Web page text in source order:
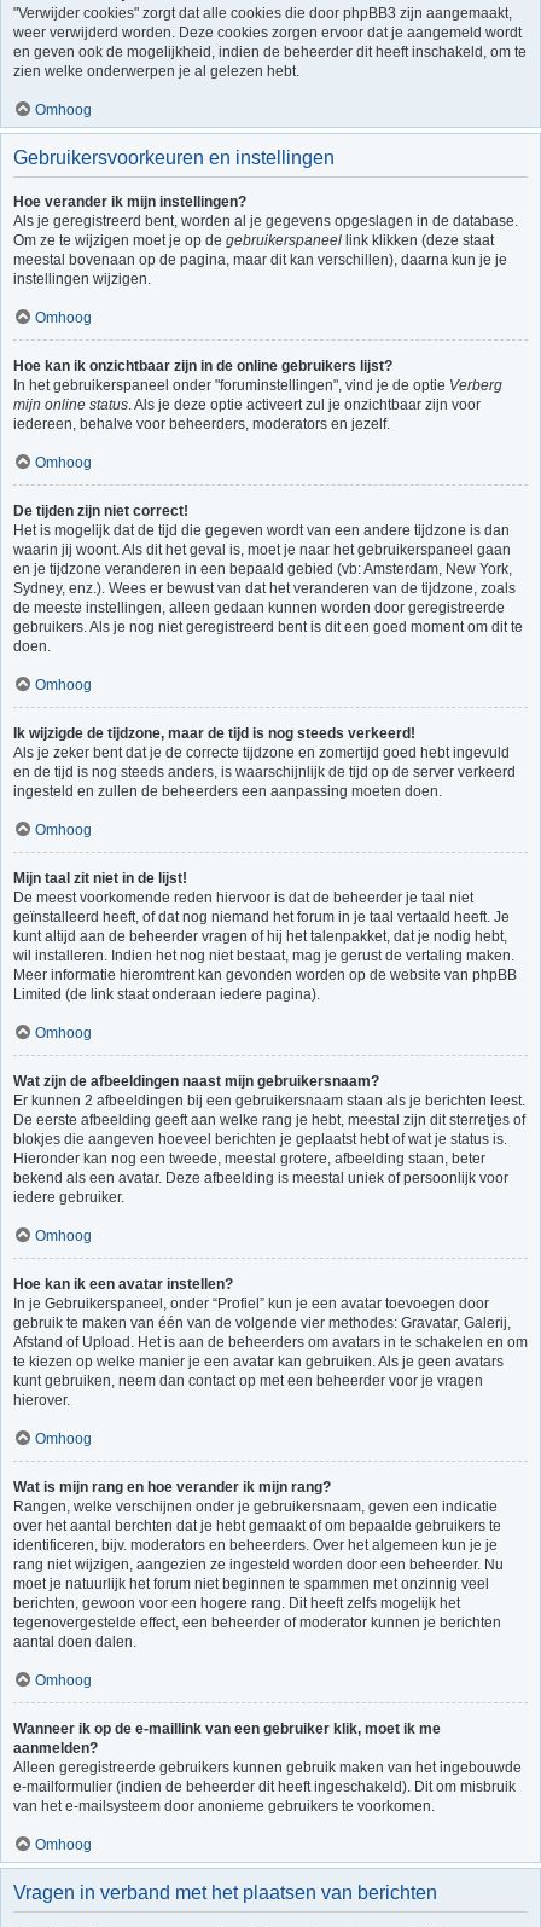
"Verwijder cookies" zorgt dat alle cookies die door phpBB3 zijn aangemaakt,
weer verwijderd worden. Deze cookies zorgen ervoor dat je aangemeld wordt
en geven ook de mogelijkheid, indien de beheerder dit heeft inschakeld, om te
zien welke onderwerpen je al gelezen hebt.
Omhoog
Gebruikersvoorkeuren en instellingen
Hoe verander ik mijn instellingen?
Als je geregistreerd bent, worden al je gegevens opgeslagen in de database.
Om ze te wijzigen moet je op de gebruikerspaneel link klikken (deze staat
meestal bovenaan op de pagina, maar dit kan verschillen), daarna kun je je
instellingen wijzigen.
Omhoog
Hoe kan ik onzichtbaar zijn in de online gebruikers lijst?
In het gebruikerspaneel onder "foruminstellingen", vind je de optie Verberg
mijn online status. Als je deze optie activeert zul je onzichtbaar zijn voor
iedereen, behalve voor beheerders, moderators en jezelf.
Omhoog
De tijden zijn niet correct!
Het is mogelijk dat de tijd die gegeven wordt van een andere tijdzone is dan
waarin jij woont. Als dit het geval is, moet je naar het gebruikerspaneel gaan
en je tijdzone veranderen in een bepaald gebied (vb: Amsterdam, New York,
Sydney, enz.). Wees er bewust van dat het veranderen van de tijdzone, zoals
de meeste instellingen, alleen gedaan kunnen worden door geregistreerde
gebruikers. Als je nog niet geregistreerd bent is dit een goed moment om dit te
doen.
Omhoog
Ik wijzigde de tijdzone, maar de tijd is nog steeds verkeerd!
Als je zeker bent dat je de correcte tijdzone en zomertijd goed hebt ingevuld
en de tijd is nog steeds anders, is waarschijnlijk de tijd op de server verkeerd
ingesteld en zullen de beheerders een aanpassing moeten doen.
Omhoog
Mijn taal zit niet in de lijst!
De meest voorkomende reden hiervoor is dat de beheerder je taal niet
geïnstalleerd heeft, of dat nog niemand het forum in je taal vertaald heeft. Je
kunt altijd aan de beheerder vragen of hij het talenpakket, dat je nodig hebt,
wil installeren. Indien het nog niet bestaat, mag je gerust de vertaling maken.
Meer informatie hieromtrent kan gevonden worden op de website van phpBB
Limited (de link staat onderaan iedere pagina).
Omhoog
Wat zijn de afbeeldingen naast mijn gebruikersnaam?
Er kunnen 2 afbeeldingen bij een gebruikersnaam staan als je berichten leest.
De eerste afbeelding geeft aan welke rang je hebt, meestal zijn dit sterretjes of
blokjes die aangeven hoeveel berichten je geplaatst hebt of wat je status is.
Hieronder kan nog een tweede, meestal grotere, afbeelding staan, beter
bekend als een avatar. Deze afbeelding is meestal uniek of persoonlijk voor
iedere gebruiker.
Omhoog
Hoe kan ik een avatar instellen?
In je Gebruikerspaneel, onder “Profiel” kun je een avatar toevoegen door
gebruik te maken van één van de volgende vier methodes: Gravatar, Galerij,
Afstand of Upload. Het is aan de beheerders om avatars in te schakelen en om
te kiezen op welke manier je een avatar kan gebruiken. Als je geen avatars
kunt gebruiken, neem dan contact op met een beheerder voor je vragen
hierover.
Omhoog
Wat is mijn rang en hoe verander ik mijn rang?
Rangen, welke verschijnen onder je gebruikersnaam, geven een indicatie
over het aantal berchten dat je hebt gemaakt of om bepaalde gebruikers te
identificeren, bijv. moderators en beheerders. Over het algemeen kun je je
rang niet wijzigen, aangezien ze ingesteld worden door een beheerder. Nu
moet je natuurlijk het forum niet beginnen te spammen met onzinnig veel
berichten, gewoon voor een hogere rang. Dit heeft zelfs mogelijk het
tegenovergestelde effect, een beheerder of moderator kunnen je berichten
aantal doen dalen.
Omhoog
Wanneer ik op de e-maillink van een gebruiker klik, moet ik me
aanmelden?
Alleen geregistreerde gebruikers kunnen gebruik maken van het ingebouwde
e-mailformulier (indien de beheerder dit heeft ingeschakeld). Dit om misbruik
van het e-mailsysteem door anonieme gebruikers te voorkomen.
Omhoog
Vragen in verband met het plaatsen van berichten